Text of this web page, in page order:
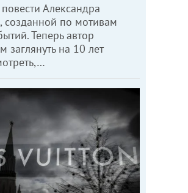
Александра
созданной по мотивам
Теперь автор
заглянуть на 10 лет